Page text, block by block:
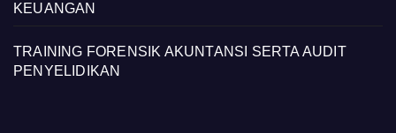
KEUANGAN
TRAINING FORENSIK AKUNTANSI SERTA AUDIT
PENYELIDIKAN